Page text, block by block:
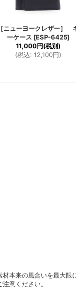
［ニューヨークレザー］
ーケース [ESP-6425]
11,000円(税別)
(税込: 12,100円)
本来の風合いを最大
意ください。